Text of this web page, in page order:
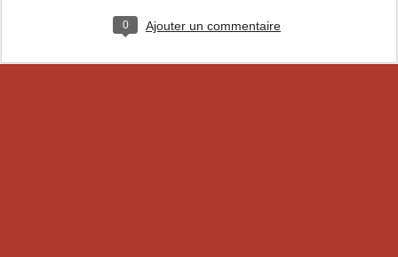
0 Ajouter un commentaire